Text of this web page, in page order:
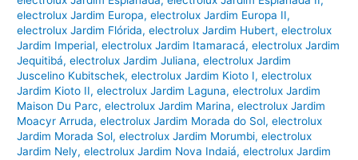
electrolux Jardim Europa,electrolux Jardim Europa II,
electrolux Jardim Flórida,electrolux Jardim Hubert,electrolux
Jardim Imperial,electrolux Jardim Itamaracá,electrolux Jardim
Jequitibá,electrolux Jardim Juliana,electrolux Jardim
Juscelino Kubitschek,electrolux Jardim Kioto I,electrolux
Jardim Kioto II,electrolux Jardim Laguna,electrolux Jardim
Maison Du Parc,electrolux Jardim Marina,electrolux Jardim
Moacyr Arruda,electrolux Jardim Morada do Sol,electrolux
Jardim Morada Sol,electrolux Jardim Morumbi,electrolux
Jardim Nely,electrolux Jardim Nova Indaiá,electrolux Jardim